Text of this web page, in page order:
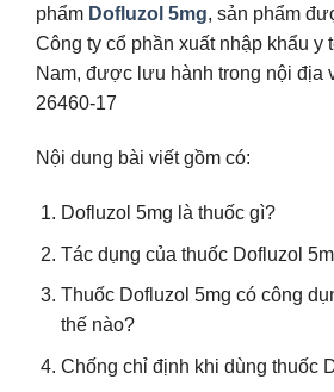
phẩm Dofluzol 5mg, sản phẩm
Công ty cổ phần xuất nhập khẩu y
Nam, được lưu hành trong nội địa
26460-17
Nội dung bài viết gồm có:
Dofluzol 5mg là thuốc gì?
Tác dụng của thuốc Dofluzol
Thuốc Dofluzol 5mg có công
thế nào?
Chống chỉ định khi dùng thuốc